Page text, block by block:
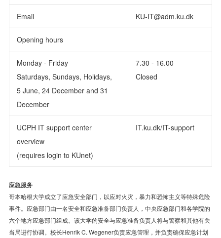
Email KU-IT@adm.ku.dk
Opening hours
Monday - Friday
Saturdays, Sundays, Holidays,
5 June, 24 December and 31
December
7.30 - 16.00
Closed
UCPH IT support center
overview
(requires login to KUnet)
IT.ku.dk/IT-support
应急服务
哥本哈根大学成立了应急安全部门，以应对火灾，暴力和恐怖主义等特殊危险
事件。应急部门由一名安全和应急准备部门负责人，中央应急部门和各学院的
六个地方应急部门组成。该大学的安全与应急准备负责人将与警察和其他有关
当局进行协调。校长Henrik C. Wegener负责应急管理，并负责确保应急计划